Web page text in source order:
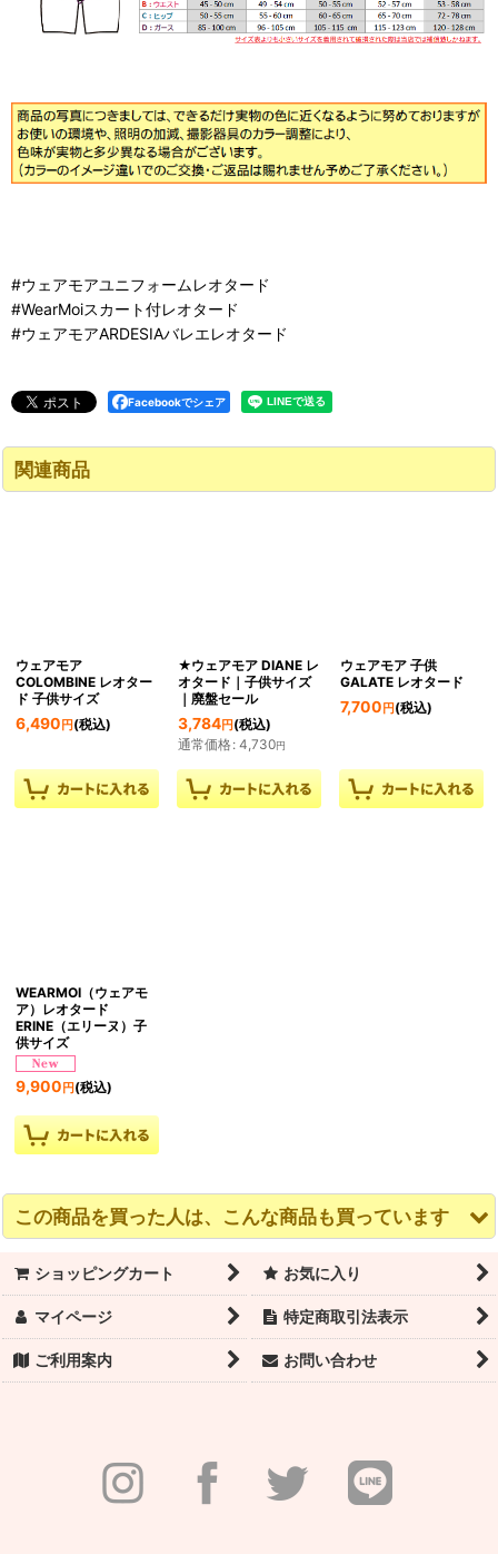
#ウェアモアユニフォームレオタード
#WearMoiスカート付レオタード
#ウェアモアARDESIAバレエレオタード
Facebookでシェア
関連商品
ウェアモア
COLOMBINE レオター
ド 子供サイズ
6,490 円 (税込)
★ウェアモア DIANE レ
オタード｜子供サイズ
｜廃盤セール
3,784円(税込)
通常価格: 4,730円
ウェアモア 子供
GALATE レオタード
7,700 円(税込)
WEARMOI（ウェアモ
ア）レオタード
ERINE（エリーヌ）子
供サイズ
9,900 円 (税込)
この商品を買った人は、こんな商品も買っています
(税込)
8,140 (税込)
ショッピングカート お気に入り
マイページ 特定商取引法表示
ご利用案内 お問い合わせ